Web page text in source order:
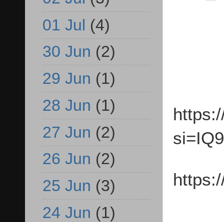
01 Jul (4)
30 Jun (2)
29 Jun (1)
28 Jun (1)
27 Jun (2)
26 Jun (2)
25 Jun (3)
24 Jun (1)